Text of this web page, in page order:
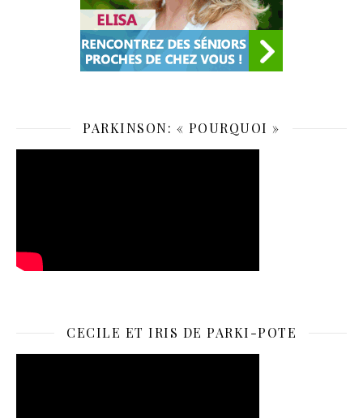
PARKINSON: « POURQUOI »
CECILE ET IRIS DE PARKI-POTE